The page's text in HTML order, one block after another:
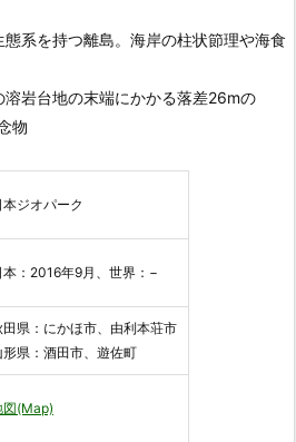
系を持つ離島。海岸の柱状節理や海食
岩台地の末端にかかる落差26mの
物
本ジオパーク
本：2016年9月、世界：−
田県：にかほ市、由利本荘市
形県：酒田市、遊佐町
図(Map)